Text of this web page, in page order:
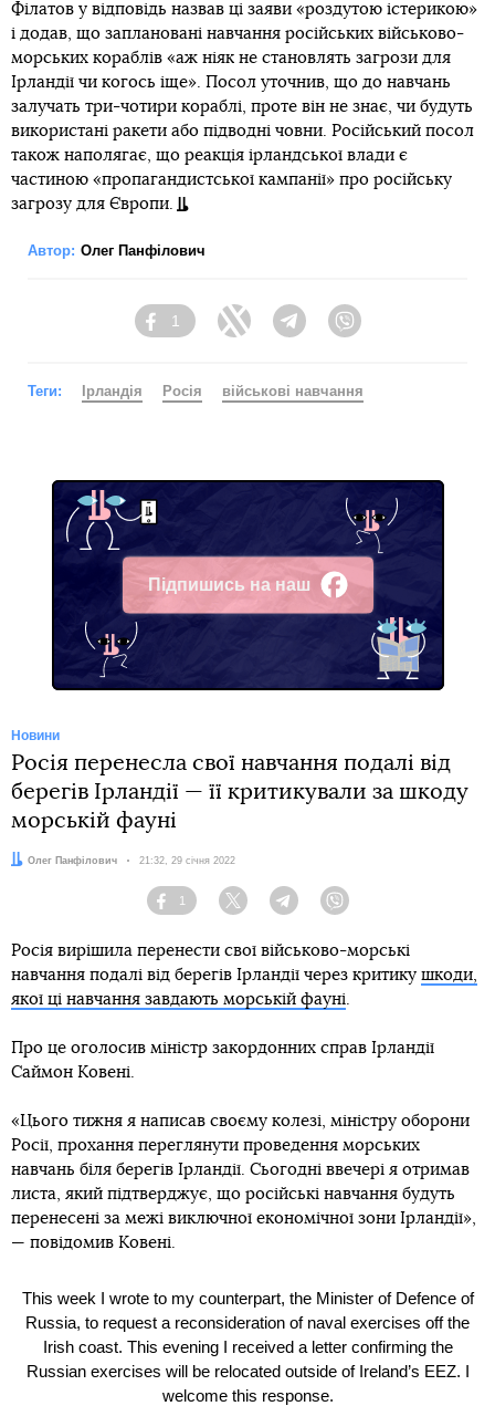
Філатов у відповідь назвав ці заяви «роздутою істерикою»
і додав, що заплановані навчання російських військово-
морських кораблів «аж ніяк не становлять загрози для
Ірландії чи когось іще». Посол уточнив, що до навчань
залучать три-чотири кораблі, проте він не знає, чи будуть
використані ракети або підводні човни. Російський посол
також наполягає, що реакція ірландської влади є
частиною «пропагандистської кампанії» про російську
загрозу для Європи.
Автор: Олег Панфілович
Facebook
1
Twitter TelegramViber
Теги: Ірландія Росія військові навчання
Підпишись на наш
Facebook
Новини
Росія перенесла свої навчання подалі від
берегів Ірландії — її критикували за шкоду
морській фауні
Автор:
Олег Панфілович Дата:
21:32, 29 січня 2022
Facebook
1
Twitter TelegramViber
Росія вирішила перенести свої військово-морські
навчання подалі від берегів Ірландії через критику шкоди,
якої ці навчання завдають морській фауні.
Про це оголосив міністр закордонних справ Ірландії
Саймон Ковені.
«Цього тижня я написав своєму колезі, міністру оборони
Росії, прохання переглянути проведення морських
навчань біля берегів Ірландії. Сьогодні ввечері я отримав
листа, який підтверджує, що російські навчання будуть
перенесені за межі виключної економічної зони Ірландії»,
— повідомив Ковені.
This week I wrote to my counterpart, the Minister of Defence of
Russia, to request a reconsideration of naval exercises off the
Irish coast. This evening I received a letter confirming the
Russian exercises will be relocated outside of Ireland’s EEZ. I
welcome this response.